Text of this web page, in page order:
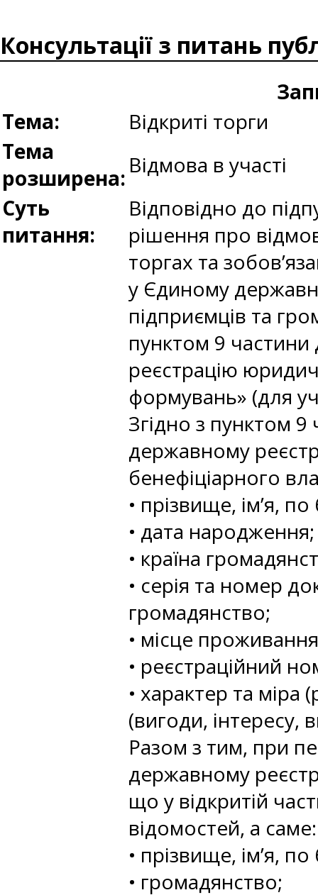
Консультації з питань
Тема:
Відкриті торги
Тема
розширена: Відмова в участі
Суть
питання:
Відповідно до
рішення про
торгах та
у Єдиному
підприємців та
пунктом 9 частини
реєстрацію
формувань» (для
Згідно з пунктом 9
державному
бенефіціарного
• прізвище, ім’я, по
• дата народження;
• країна
• серія та номер
громадянство;
• місце
• реєстраційний
• характер та міра
(вигоди, інтересу,
Разом з тим, при
державному
що у відкритій
відомостей, а саме:
• прізвище, ім’я, по
• громадянство;